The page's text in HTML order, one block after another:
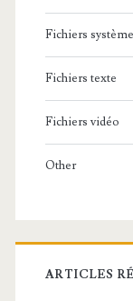
Fichiers système
Fichiers texte
Fichiers vidéo
Other
ARTICLES